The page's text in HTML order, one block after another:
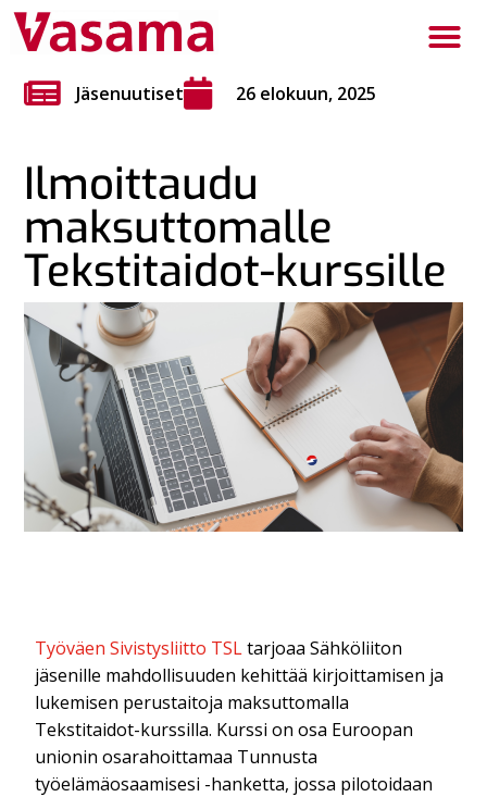
Jäsenuutiset 26 elokuun, 2025
Ilmoittaudu
maksuttomalle
Tekstitaidot-kurssille
Työväen Sivistysliitto TSLtarjoaa Sähköliiton
jäsenille mahdollisuuden kehittää kirjoittamisen ja
lukemisen perustaitoja maksuttomalla
Tekstitaidot-kurssilla. Kurssi on osa Euroopan
unionin osarahoittamaa Tunnusta
työelämäosaamisesi -hanketta, jossa pilotoidaan